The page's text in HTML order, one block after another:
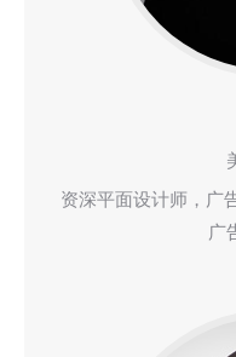
资深平面设计师，广
广